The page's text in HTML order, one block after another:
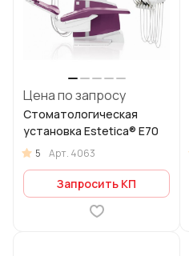
Цена по запросу
Стоматологическая
установка Estetica® E70
5 Арт. 4063
Запросить КП